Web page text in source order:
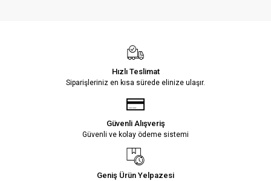
Hızlı Teslimat
Siparişleriniz en kısa sürede elinize ulaşır.
Güvenli Alışveriş
Güvenli ve kolay ödeme sistemi
Geniş Ürün Yelpazesi